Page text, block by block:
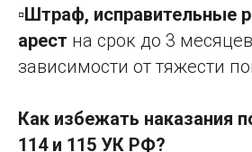
▫️Штраф, исправительные
арест на срок до 3
зависимости от тяжести
Как избежать наказания
114 и 115 УК РФ?